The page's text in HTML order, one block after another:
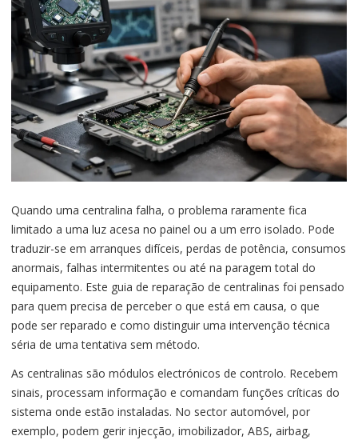
Quando uma centralina falha, o problema raramente fica
limitado a uma luz acesa no painel ou a um erro isolado. Pode
traduzir-se em arranques difíceis, perdas de potência, consumos
anormais, falhas intermitentes ou até na paragem total do
equipamento. Este guia de reparação de centralinas foi pensado
para quem precisa de perceber o que está em causa, o que
pode ser reparado e como distinguir uma intervenção técnica
séria de uma tentativa sem método.
As centralinas são módulos electrónicos de controlo. Recebem
sinais, processam informação e comandam funções críticas do
sistema onde estão instaladas. No sector automóvel, por
exemplo, podem gerir injecção, imobilizador, ABS, airbag,